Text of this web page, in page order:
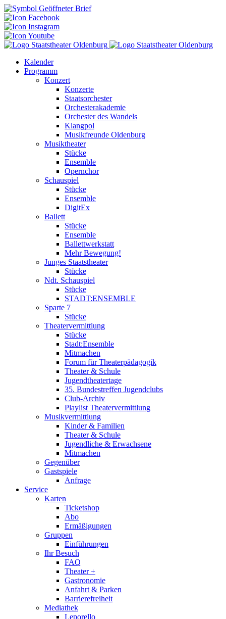
Kalender
Programm
Konzert
Konzerte
Staatsorchester
Orchesterakademie
Orchester des Wandels
Klangpol
Musikfreunde Oldenburg
Musiktheater
Stücke
Ensemble
Opernchor
Schauspiel
Stücke
Ensemble
DigitEx
Ballett
Stücke
Ensemble
Ballettwerkstatt
Mehr Bewegung!
Junges Staatstheater
Stücke
Ndt. Schauspiel
Stücke
STADT:ENSEMBLE
Sparte 7
Stücke
Theatervermittlung
Stücke
Stadt:Ensemble
Mitmachen
Forum für Theaterpädagogik
Theater & Schule
Jugendtheatertage
35. Bundestreffen Jugendclubs
Club-Archiv
Playlist Theatervermittlung
Musikvermittlung
Kinder & Familien
Theater & Schule
Jugendliche & Erwachsene
Mitmachen
Gegenüber
Gastspiele
Anfrage
Service
Karten
Ticketshop
Abo
Ermäßigungen
Gruppen
Einführungen
Ihr Besuch
FAQ
Theater +
Gastronomie
Anfahrt & Parken
Barrierefreiheit
Mediathek
Leporello